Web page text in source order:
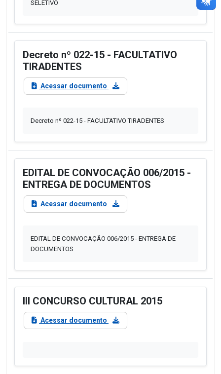
SELETIVO
Decreto nº 022-15 - FACULTATIVO
TIRADENTES
Acessar documento
Decreto nº 022-15 - FACULTATIVO TIRADENTES
EDITAL DE CONVOCAÇÃO 006/2015 -
ENTREGA DE DOCUMENTOS
Acessar documento
EDITAL DE CONVOCAÇÃO 006/2015 - ENTREGA DE
DOCUMENTOS
III CONCURSO CULTURAL 2015
Acessar documento